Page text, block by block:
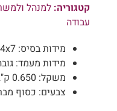
קטגוריה: למנהל
עבודה
מידות בסיס: 15x14x7 ס"מ
מידות מעמד: גובה 14
משקל: 0.650 ק"ג
צבעים: כסוף